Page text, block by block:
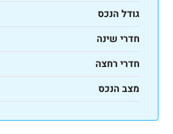
גודל הנכס
חדרי שינה
חדרי רחצה
מצב הנכס